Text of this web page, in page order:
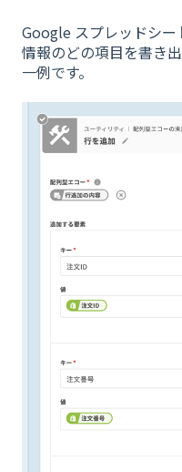
Google スプレッドシ
情報のどの項目を書き
一例です。